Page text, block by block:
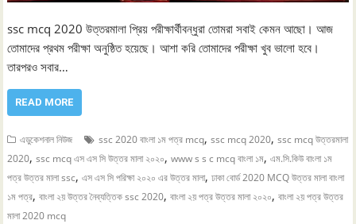
ssc mcq 2020 উত্তরমালা প্রিয় পরীক্ষার্থীবন্ধুরা তোমরা সবাই কেমন আছো। আজ
তোমাদের প্রথম পরীক্ষা অনুষ্ঠিত হয়েছে। আশা করি তোমাদের পরীক্ষা খুব ভালো হবে।
তারপরও সবার…
READ MORE
এডুকেশনাল নিউজ ssc 2020 বাংলা ১ম পত্র mcq,ssc mcq 2020,ssc mcq উত্তরমালা
2020,ssc mcq এস এস সি উত্তর মালা ২০২০,www s s c mcq বাংলা ১ম,এম.সি.কিউ বাংলা ১ম
পত্র উত্তর মালা ssc,এস এস সি পরিক্ষা ২০২০ এর উত্তর মালা,ঢাকা বোর্ড 2020 MCQ উত্তর মালা বাংলা
১ম পত্র,বাংলা ২য় উত্তর নৈব্যত্তিক ssc 2020,বাংলা ২য় পত্র উত্তর মালা ২০২০,বাংলা ২য় পত্র উত্তর
মালা 2020 mcq